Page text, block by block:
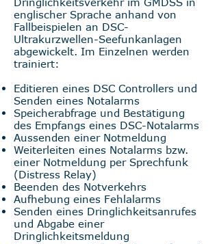
englischer Sprache anhand von
Fallbeispielen an DSC-
Ultrakurzwellen-Seefunkanlagen
abgewickelt. Im Einzelnen werden
trainiert:
Editieren eines DSC Controllers und
Senden eines Notalarms
Speicherabfrage und Bestätigung
des Empfangs eines DSC-Notalarms
Aussenden einer Notmeldung
Weiterleiten eines Notalarms bzw.
einer Notmeldung per Sprechfunk
(Distress Relay)
Beenden des Notverkehrs
Aufhebung eines Fehlalarms
Senden eines Dringlichkeitsanrufes
und Abgabe einer
Dringlichkeitsmeldung